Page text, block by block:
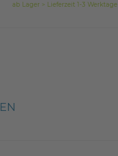
ab Lager > Lieferzeit 1-3 Werktage